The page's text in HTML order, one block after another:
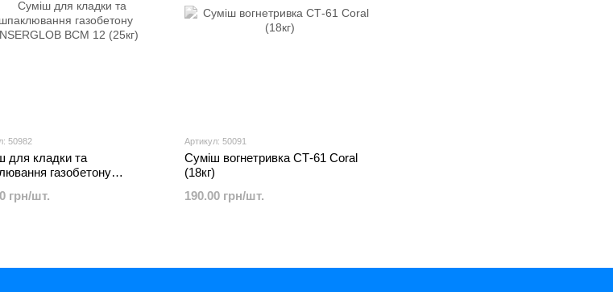
50982
для кладки та
газобетону
грн/шт.
Артикул: 50091
Суміш вогнетривка СТ-61 Coral
(18кг)
190.00 грн/шт.